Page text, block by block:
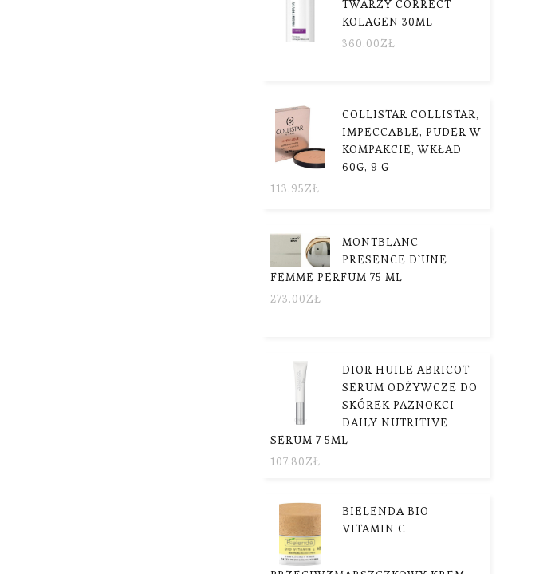
TWARZY CORRECT
KOLAGEN 30ML
360.00ZŁ
COLLISTAR COLLISTAR,
IMPECCABLE, PUDER W
KOMPAKCIE, WKŁAD
60G, 9 G
113.95ZŁ
MONTBLANC
PRESENCE D`UNE
FEMME PERFUM 75 ML
273.00ZŁ
DIOR HUILE ABRICOT
SERUM ODŻYWCZE DO
SKÓREK PAZNOKCI
DAILY NUTRITIVE
SERUM 7 5ML
107.80ZŁ
BIELENDA BIO
VITAMIN C